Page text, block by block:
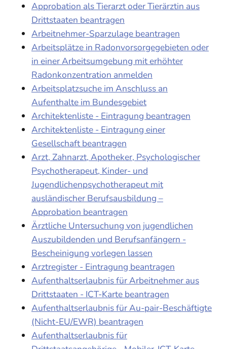
Approbation als Tierarzt oder Tierärztin aus
Drittstaaten beantragen
Arbeitnehmer-Sparzulage beantragen
Arbeitsplätze in Radonvorsorgegebieten oder
in einer Arbeitsumgebung mit erhöhter
Radonkonzentration anmelden
Arbeitsplatzsuche im Anschluss an
Aufenthalte im Bundesgebiet
Architektenliste - Eintragung beantragen
Architektenliste - Eintragung einer
Gesellschaft beantragen
Arzt, Zahnarzt, Apotheker, Psychologischer
Psychotherapeut, Kinder- und
Jugendlichenpsychotherapeut mit
ausländischer Berufsausbildung –
Approbation beantragen
Ärztliche Untersuchung von jugendlichen
Auszubildenden und Berufsanfängern -
Bescheinigung vorlegen lassen
Arztregister - Eintragung beantragen
Aufenthaltserlaubnis für Arbeitnehmer aus
Drittstaaten - ICT-Karte beantragen
Aufenthaltserlaubnis für Au-pair-Beschäftigte
(Nicht-EU/EWR) beantragen
Aufenthaltserlaubnis für